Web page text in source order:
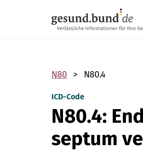
N80 N80.4
ICD-Code
N80.4:
septum